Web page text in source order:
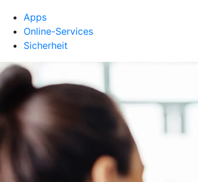
Apps
Online-Services
Sicherheit